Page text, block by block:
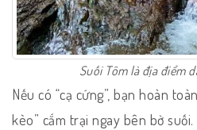
Suối Tôm là địa điểm
Nếu có “cạ cứng”, bạn hoàn
kèo” cắm trại ngay bên bờ